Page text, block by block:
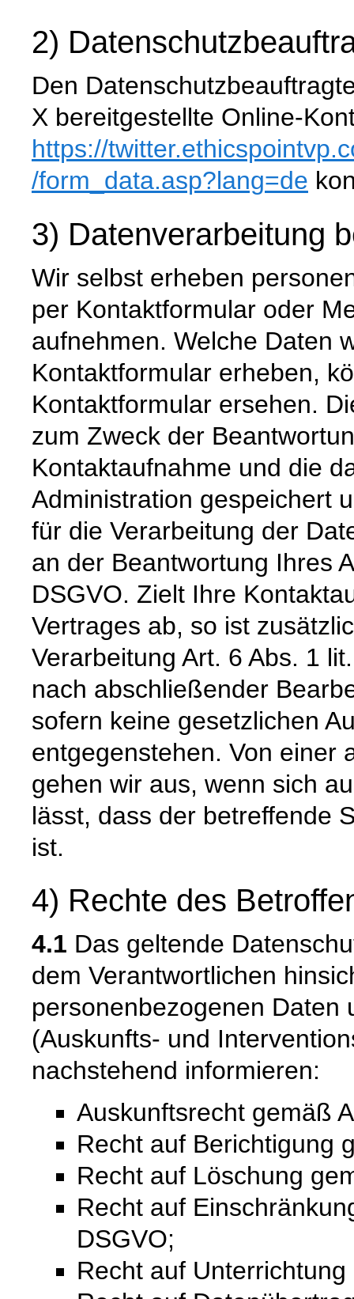
2)
Den
X bereitgestellte Online-
https://
/form_data.asp?lang=de
3) Datenverarbeitung
Wir selbst erheben
per Kontaktformular oder
aufnehmen. Welche Daten
Kontaktformular erheben,
Kontaktformular ersehen.
zum Zweck der
Kontaktaufnahme und die
Administration gespeichert
für die Verarbeitung der
an der Beantwortung Ihres
DSGVO. Zielt Ihre
Vertrages ab, so ist
Verarbeitung Art. 6 Abs. 1
nach abschließender
sofern keine gesetzlichen
entgegenstehen. Von einer
gehen wir aus, wenn sich
lässt, dass der betreffende
ist.
4) Rechte des
4.1 Das geltende
dem Verantwortlichen
personenbezogenen Daten
(Auskunfts- und
nachstehend informieren:
Auskunftsrecht gemäß
Recht auf Berichtigung
Recht auf Löschung
Recht auf
DSGVO;
Recht auf